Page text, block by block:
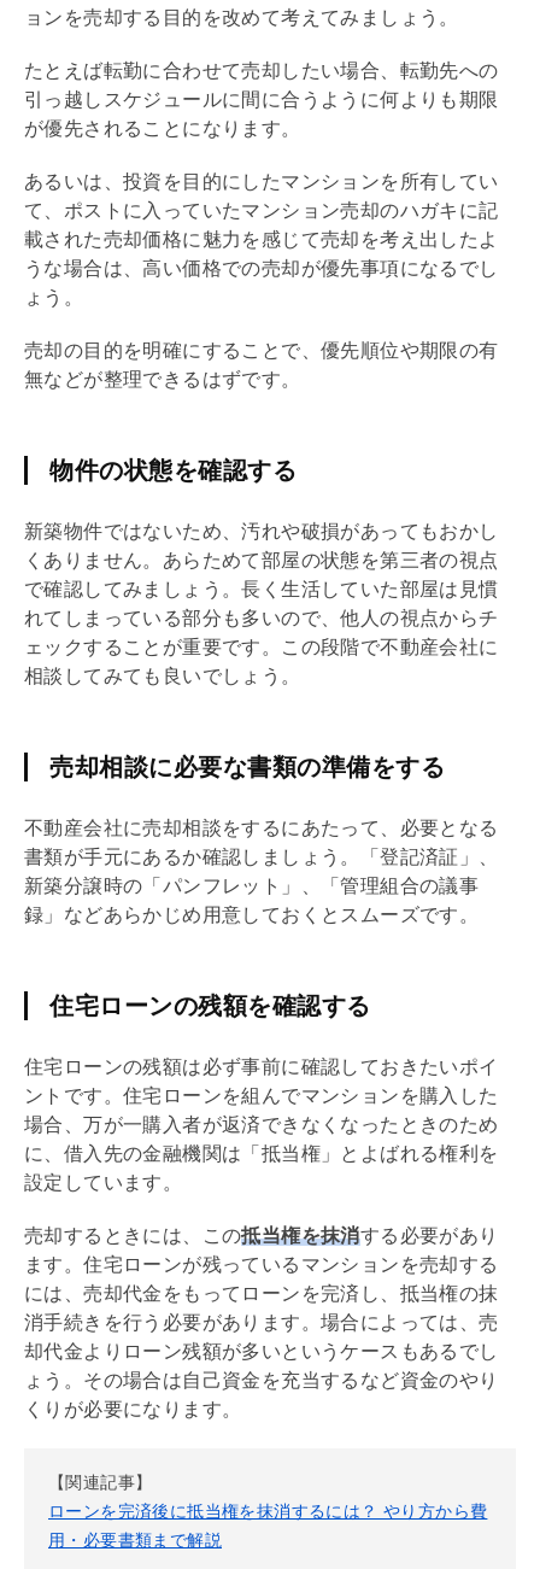
ョンを売却する目的を改めて考えてみましょう。
たとえば転勤に合わせて売却したい場合、転勤先への
引っ越しスケジュールに間に合うように何よりも期限
が優先されることになります。
あるいは、投資を目的にしたマンションを所有してい
て、ポストに入っていたマンション売却のハガキに記
載された売却価格に魅力を感じて売却を考え出したよ
うな場合は、高い価格での売却が優先事項になるでし
ょう。
売却の目的を明確にすることで、優先順位や期限の有
無などが整理できるはずです。
物件の状態を確認する
新築物件ではないため、汚れや破損があってもおかし
くありません。あらためて部屋の状態を第三者の視点
で確認してみましょう。長く生活していた部屋は見慣
れてしまっている部分も多いので、他人の視点からチ
ェックすることが重要です。この段階で不動産会社に
相談してみても良いでしょう。
売却相談に必要な書類の準備をする
不動産会社に売却相談をするにあたって、必要となる
書類が手元にあるか確認しましょう。「登記済証」、
新築分譲時の「パンフレット」、「管理組合の議事
録」などあらかじめ用意しておくとスムーズです。
住宅ローンの残額を確認する
住宅ローンの残額は必ず事前に確認しておきたいポイ
ントです。 住宅ローンを組んでマンションを購入した
場合、万が一購入者が返済できなくなったときのため
に、借入先の金融機関は「 抵当権 」とよばれる権利を
設定しています。
売却するときには、この抵当権を抹消する必要があり
ます。住宅ローンが残っているマンションを売却する
には、売却代金をもってローンを完済し、 抵当権の抹
消手続きを行う必要があります。場合によっては、売
却代金よりローン残額が多いというケースもあるでし
ょう。その場合は自己資金を充当するなど資金のやり
くりが必要になります。
【関連記事】
ローンを完済後に抵当権を抹消するには？ やり方から費
用・必要書類まで解説